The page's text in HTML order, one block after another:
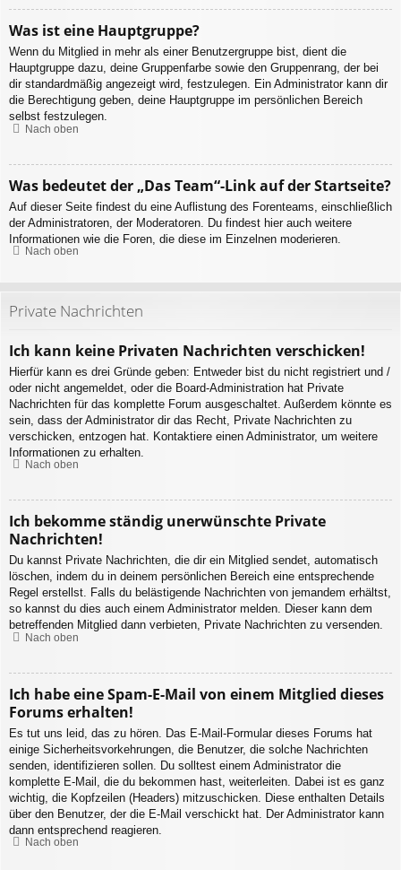
Was ist eine Hauptgruppe?
Wenn du Mitglied in mehr als einer Benutzergruppe bist, dient die
Hauptgruppe dazu, deine Gruppenfarbe sowie den Gruppenrang, der bei
dir standardmäßig angezeigt wird, festzulegen. Ein Administrator kann dir
die Berechtigung geben, deine Hauptgruppe im persönlichen Bereich
selbst festzulegen.
Nach oben
Was bedeutet der „Das Team“-Link auf der Startseite?
Auf dieser Seite findest du eine Auflistung des Forenteams, einschließlich
der Administratoren, der Moderatoren. Du findest hier auch weitere
Informationen wie die Foren, die diese im Einzelnen moderieren.
Nach oben
Private Nachrichten
Ich kann keine Privaten Nachrichten verschicken!
Hierfür kann es drei Gründe geben: Entweder bist du nicht registriert und /
oder nicht angemeldet, oder die Board-Administration hat Private
Nachrichten für das komplette Forum ausgeschaltet. Außerdem könnte es
sein, dass der Administrator dir das Recht, Private Nachrichten zu
verschicken, entzogen hat. Kontaktiere einen Administrator, um weitere
Informationen zu erhalten.
Nach oben
Ich bekomme ständig unerwünschte Private
Nachrichten!
Du kannst Private Nachrichten, die dir ein Mitglied sendet, automatisch
löschen, indem du in deinem persönlichen Bereich eine entsprechende
Regel erstellst. Falls du belästigende Nachrichten von jemandem erhältst,
so kannst du dies auch einem Administrator melden. Dieser kann dem
betreffenden Mitglied dann verbieten, Private Nachrichten zu versenden.
Nach oben
Ich habe eine Spam-E-Mail von einem Mitglied dieses
Forums erhalten!
Es tut uns leid, das zu hören. Das E-Mail-Formular dieses Forums hat
einige Sicherheitsvorkehrungen, die Benutzer, die solche Nachrichten
senden, identifizieren sollen. Du solltest einem Administrator die
komplette E-Mail, die du bekommen hast, weiterleiten. Dabei ist es ganz
wichtig, die Kopfzeilen (Headers) mitzuschicken. Diese enthalten Details
über den Benutzer, der die E-Mail verschickt hat. Der Administrator kann
dann entsprechend reagieren.
Nach oben